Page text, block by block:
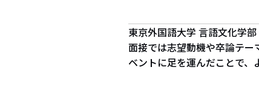
東京外国語大学 言語文化学
面接では志望動機や卒論テ
ベントに足を運んだことで、